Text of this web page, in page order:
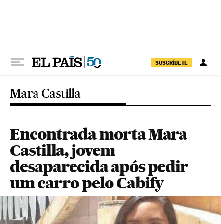
SUSCRÍBETE
Mara Castilla
Encontrada morta Mara
Castilla, jovem
desaparecida após pedir
um carro pelo Cabify